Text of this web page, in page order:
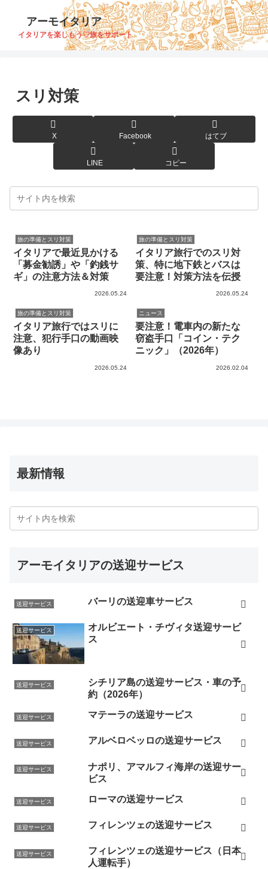
アーモイタリア
イタリアを楽しもう♡旅をサポート
スリ対策
X Facebook はてブ
LINE コピー
旅の準備とスリ対策
イタリアで最近見かける
「募金勧誘」や「釣銭サ
ギ」の注意方法＆対策
2026.05.24
旅の準備とスリ対策
イタリア旅行でのスリ対
策、特に地下鉄とバスは
要注意！対策方法を伝授
2026.05.24
旅の準備とスリ対策
イタリア旅行ではスリに
注意、犯行手口の動画映
像あり
2026.05.24
ニュース
要注意！電車内の新たな
窃盗手口「コイン・テク
ニック」（2026年）
2026.02.04
最新情報
アーモイタリアの送迎サービス
送迎サービス バーリの送迎車サービス
送迎サービス
オルビエート・チヴィタ送迎サービ
ス
送迎サービス
シチリア島の送迎サービス・車の予
約（2026年）
送迎サービス マテーラの送迎サービス
送迎サービス アルベロベッロの送迎サービス
送迎サービス
ナポリ、アマルフィ海岸の送迎サー
ビス
送迎サービス ローマの送迎サービス
送迎サービス フィレンツェの送迎サービス
送迎サービス
フィレンツェの送迎サービス（日本
人運転手）